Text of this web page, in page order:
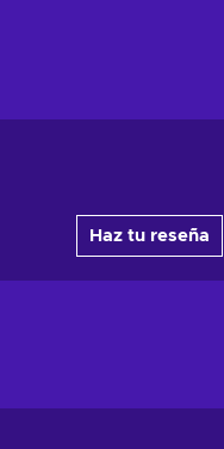
Haz tu reseña